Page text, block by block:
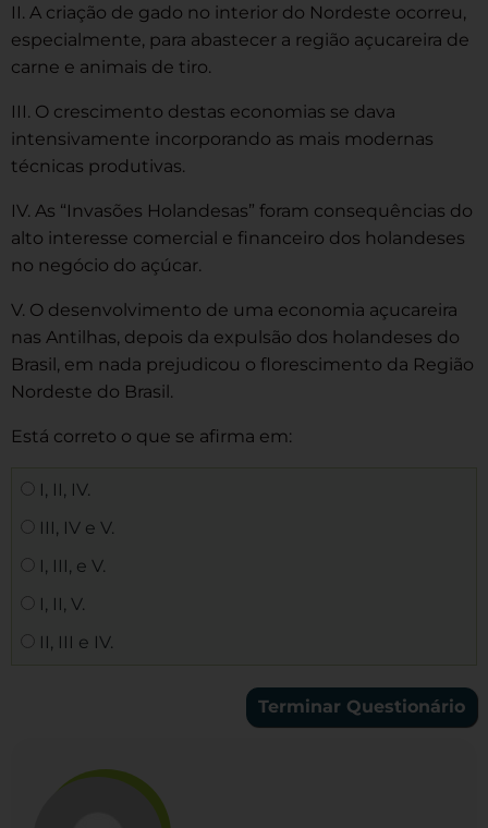
II. A criação de gado no interior do Nordeste ocorreu,
especialmente, para abastecer a região açucareira de
carne e animais de tiro.
III. O crescimento destas economias se dava
intensivamente incorporando as mais modernas
técnicas produtivas.
IV. As “Invasões Holandesas” foram consequências do
alto interesse comercial e financeiro dos holandeses
no negócio do açúcar.
V. O desenvolvimento de uma economia açucareira
nas Antilhas, depois da expulsão dos holandeses do
Brasil, em nada prejudicou o florescimento da Região
Nordeste do Brasil.
Está correto o que se afirma em:
I, II, IV.
III, IV e V.
I, III, e V.
I, II, V.
II, III e IV.